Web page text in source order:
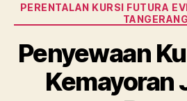
PERENTALAN KURSI FUTURA
Penyewaan
Kemayoran